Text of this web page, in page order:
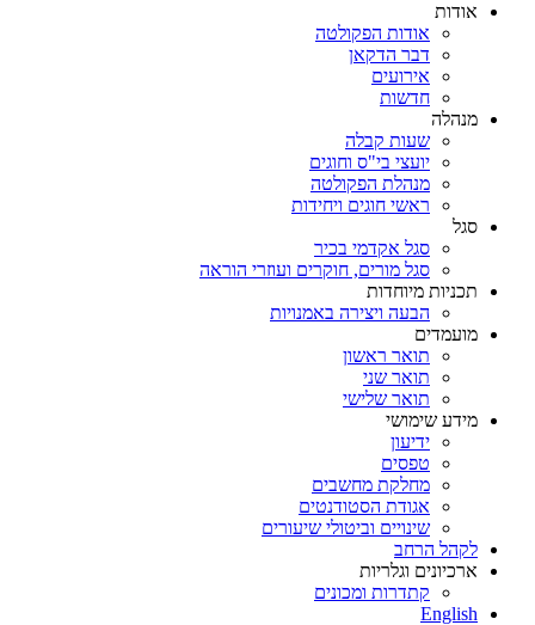
אודות
אודות הפקולטה
דבר הדקאן
אירועים
חדשות
מנהלה
שעות קבלה
יועצי בי"ס וחוגים
מנהלת הפקולטה
ראשי חוגים ויחידות
סגל
סגל אקדמי בכיר
סגל מורים, חוקרים ועוזרי הוראה
תכניות מיוחדות
הבעה ויצירה באמנויות
מועמדים
תואר ראשון
תואר שני
תואר שלישי
מידע שימושי
ידיעון
טפסים
מחלקת מחשבים
אגודת הסטודנטים
שינויים וביטולי שיעורים
לקהל הרחב
ארכיונים וגלריות
קתדרות ומכונים
English